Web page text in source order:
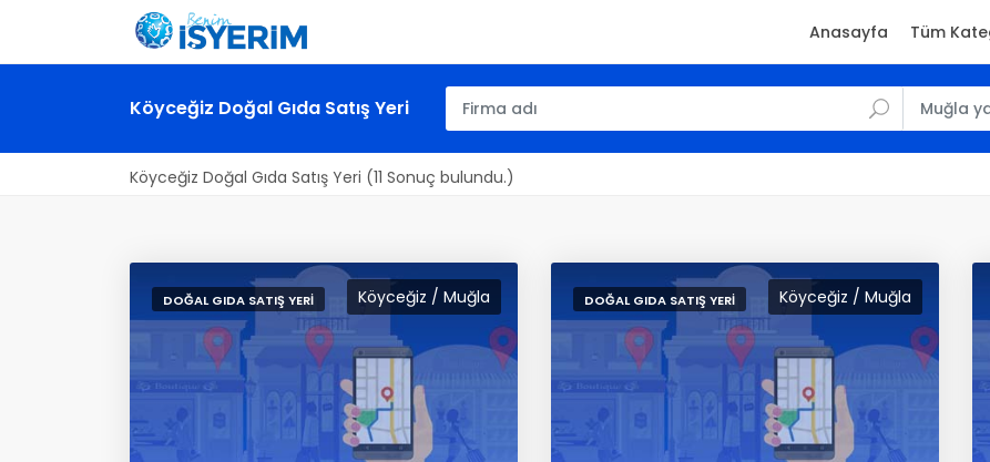
Anasayfa Tüm
Köyceğiz Doğal Gıda Satış Yeri
Köyceğiz Doğal Gıda Satış Yeri (11 Sonuç bulundu.)
Köyceğiz / Muğla
DOĞAL GIDA SATIŞ YERI Köyceğiz / Muğla
DOĞAL GIDA SATIŞ YERI